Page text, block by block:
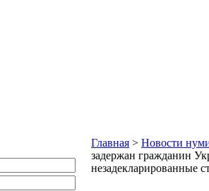
Главная > Новости
задержан гражданин
незадекларированные